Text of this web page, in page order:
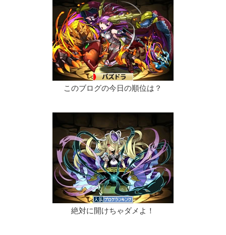
このブログの今日の順位は？
絶対に開けちゃダメよ！